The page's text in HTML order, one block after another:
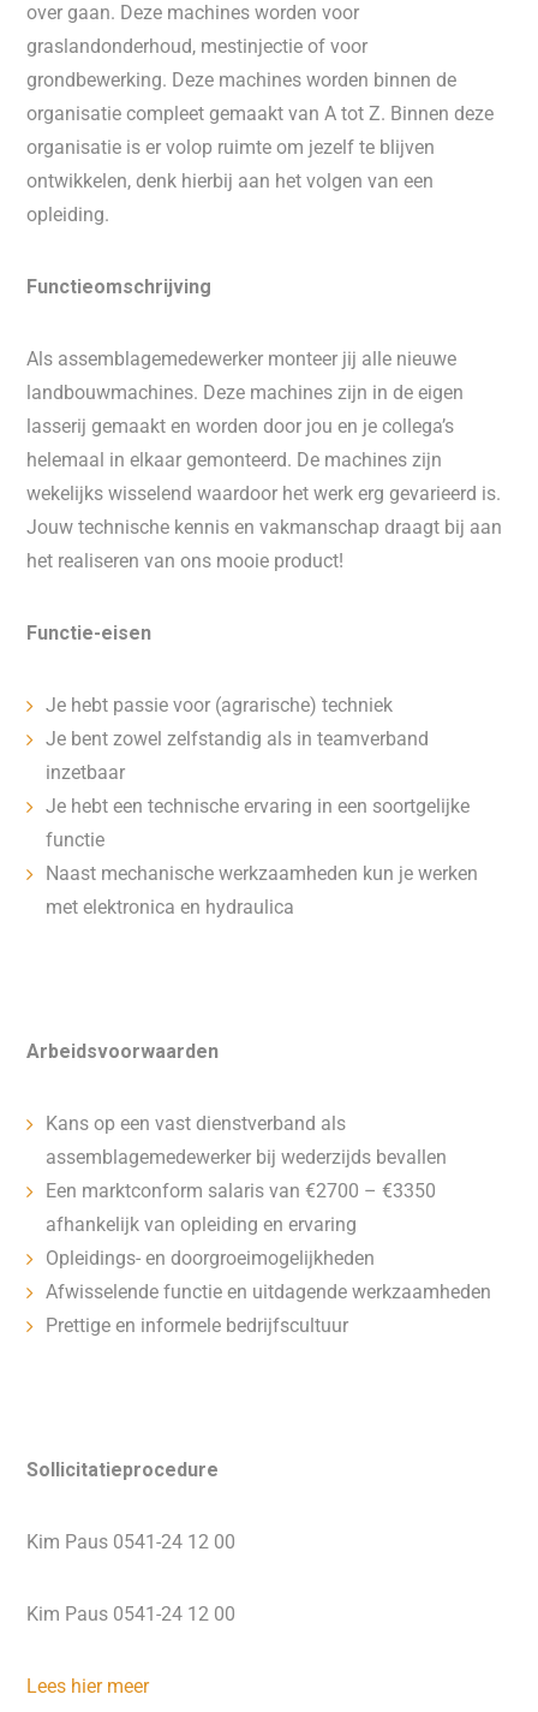
over gaan. Deze machines worden voor
graslandonderhoud, mestinjectie of voor
grondbewerking. Deze machines worden binnen de
organisatie compleet gemaakt van A tot Z. Binnen deze
organisatie is er volop ruimte om jezelf te blijven
ontwikkelen, denk hierbij aan het volgen van een
opleiding.
Functieomschrijving
Als assemblagemedewerker monteer jij alle nieuwe
landbouwmachines. Deze machines zijn in de eigen
lasserij gemaakt en worden door jou en je collega’s
helemaal in elkaar gemonteerd. De machines zijn
wekelijks wisselend waardoor het werk erg gevarieerd is.
Jouw technische kennis en vakmanschap draagt bij aan
het realiseren van ons mooie product!
Functie-eisen
Je hebt passie voor (agrarische) techniek
Je bent zowel zelfstandig als in teamverband
inzetbaar
Je hebt een technische ervaring in een soortgelijke
functie
Naast mechanische werkzaamheden kun je werken
met elektronica en hydraulica
Arbeidsvoorwaarden
Kans op een vast dienstverband als
assemblagemedewerker bij wederzijds bevallen
Een marktconform salaris van €2700 – €3350
afhankelijk van opleiding en ervaring
Opleidings- en doorgroeimogelijkheden
Afwisselende functie en uitdagende werkzaamheden
Prettige en informele bedrijfscultuur
Sollicitatieprocedure
Kim Paus 0541-24 12 00
Kim Paus 0541-24 12 00
Lees hier meer